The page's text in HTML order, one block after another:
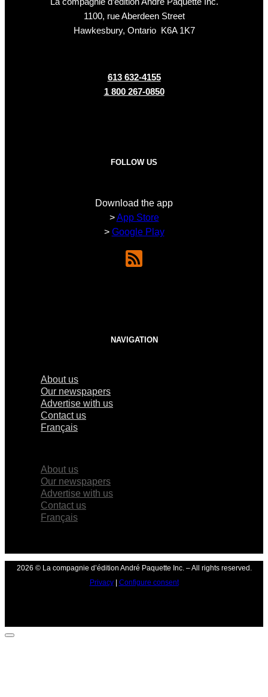
1100, rue Aberdeen Street
Hawkesbury, Ontario K6A 1K7
613 632-4155
1 800 267-0850
FOLLOW US
Download the app
>App Store
> Google Play
NAVIGATION
About us
Our newspapers
Advertise with us
Contact us
Français
About us
Our newspapers
Advertise with us
Contact us
Français
2026 © La compagnie d’édition André Paquette Inc. – All rights reserved.
Privacy| Configure consent